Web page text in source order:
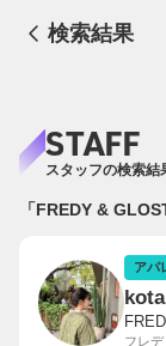
HOME
検索結果
STAFF
スタッフの検索結
「FREDY &
アパ
フレ